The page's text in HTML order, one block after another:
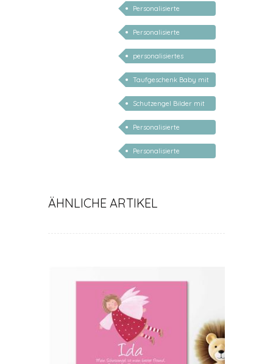
Personalisierte
Geschenke für Kinder
Personalisierte
Geschenke für Kinder 1
Jahr
personalisiertes
Schutzengelbild
Taufgeschenk Baby mit
Namen
Schutzengel Bilder mit
Gedichten
Personalisierte
Schutzengel zur Taufe
für Junge
Personalisierte
ÄHNLICHE ARTIKEL